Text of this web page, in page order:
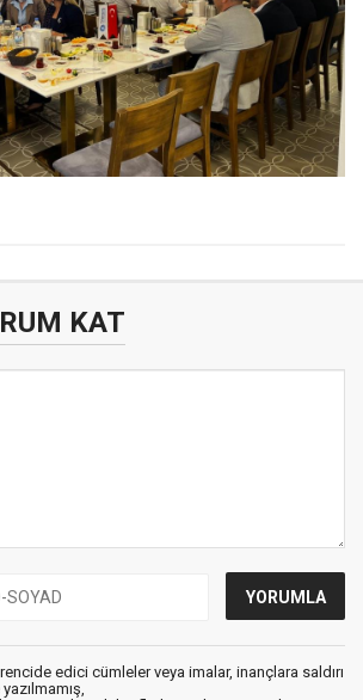
KAT
edici cümleler veya imalar, inançlara saldırı